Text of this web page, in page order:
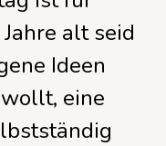
alt seid
Ideen
eine